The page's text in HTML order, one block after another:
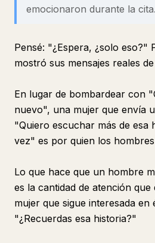
emocionaron durante la
Pensé: "¿Espera, ¿solo eso?"
mostró sus mensajes reales
En lugar de bombardear con
nuevo", una mujer que envía
"Quiero escuchar más de esa
vez" es por quien los
Lo que hace que un hombre
es la cantidad de atención que
mujer que sigue interesada en
"¿Recuerdas esa historia?"